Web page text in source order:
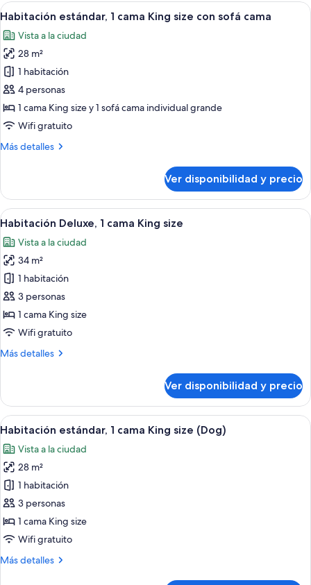
cama
size,
bañera
Ver
todas
las
fotos
de
Habitación
estándar,
1
King
sofá
cama
Ropa de cama hipoalergénica y
5
Habitación estándar, 1 cama King size con sofá cama
Vista a la ciudad
28 m²
1 habitación
4 personas
1 cama King size y 1 sofá cama individual grande
Wifi gratuito
Más detalles
Más
estándar,
cama
size
con
sofá
cama
Ver disponibilidad y precio
Ver
todas
las
fotos
de
Habitación
Deluxe,
1
King
Una habitación de hotel moderna
6
Habitación Deluxe, 1 cama King size
Vista a la ciudad
34 m²
1 habitación
3 personas
1 cama King size
Wifi gratuito
Más detalles
Más
Deluxe,
cama
size
Ver disponibilidad y precio
Ver
todas
las
fotos
de
Habitación
estándar,
1
King
Ropa de cama hipoalergénica y
7
Habitación estándar, 1 cama King size (Dog)
Vista a la ciudad
28 m²
1 habitación
3 personas
1 cama King size
Wifi gratuito
Más detalles
Más